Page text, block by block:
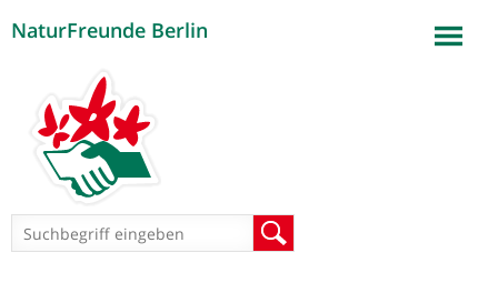
NaturFreunde Berlin
Suchformular